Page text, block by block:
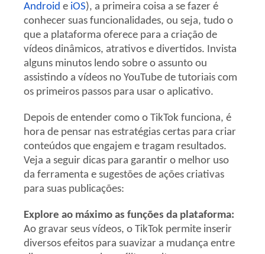
Android e iOS), a primeira coisa a se fazer é
conhecer suas funcionalidades, ou seja, tudo o
que a plataforma oferece para a criação de
vídeos dinâmicos, atrativos e divertidos. Invista
alguns minutos lendo sobre o assunto ou
assistindo a vídeos no YouTube de tutoriais com
os primeiros passos para usar o aplicativo.
Depois de entender como o TikTok funciona, é
hora de pensar nas estratégias certas para criar
conteúdos que engajem e tragam resultados.
Veja a seguir dicas para garantir o melhor uso
da ferramenta e sugestões de ações criativas
para suas publicações:
Explore ao máximo as funções da plataforma:
Ao gravar seus vídeos, o TikTok permite inserir
diversos efeitos para suavizar a mudança entre